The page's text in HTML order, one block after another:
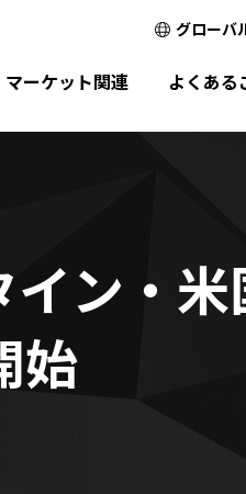
グローバ
マーケット関連 よくある
イン・
始